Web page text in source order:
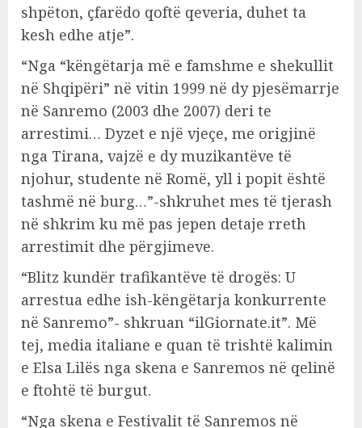
shpëton, çfarëdo qoftë qeveria, duhet ta
kesh edhe atje”.
“Nga “këngëtarja më e famshme e shekullit
në Shqipëri” në vitin 1999 në dy pjesëmarrje
në Sanremo (2003 dhe 2007) deri te
arrestimi… Dyzet e një vjeçe, me origjinë
nga Tirana, vajzë e dy muzikantëve të
njohur, studente në Romë, yll i popit është
tashmë në burg…”-shkruhet mes të tjerash
në shkrim ku më pas jepen detaje rreth
arrestimit dhe përgjimeve.
“Blitz kundër trafikantëve të drogës: U
arrestua edhe ish-këngëtarja konkurrente
në Sanremo”- shkruan “ilGiornate.it”. Më
tej, media italiane e quan të trishtë kalimin
e Elsa Lilës nga skena e Sanremos në qelinë
e ftohtë të burgut.
“Nga skena e Festivalit të Sanremos në